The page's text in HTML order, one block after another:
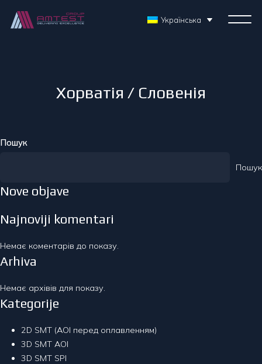
Українська
Хорватія / Словенія
Пошук
Пошук
Nove objave
Najnoviji komentari
Немає коментарів до показу.
Arhiva
Немає архівів для показу.
Kategorije
2D SMT (AOI перед оплавленням)
3D SMT AOI
3D SMT SPI